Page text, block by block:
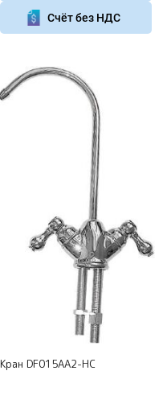
Счёт без НДС
Кран DF015AA2-HC